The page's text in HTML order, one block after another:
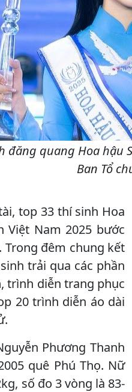
đăng quang Hoa hậu
Ban Tổ
top 33 thí sinh Hoa
Việt Nam 2025 bước
đêm chung kết
trải qua các phần
trình diễn trang phục
20 trình diễn áo dài
Phương Thanh
quê Phú Thọ. Nữ
số đo 3 vòng là 83-